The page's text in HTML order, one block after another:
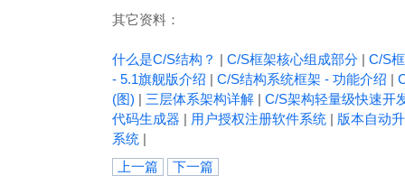
其它资料：
什么是C/S结构？ C/S框架核心组成部分
C/S
- 5.1旗舰版介绍
C/S结构系统框架 - 功能介绍
(图)
三层体系架构详解
C/S架构轻量级快速开
代码生成器
用户授权注册软件系统
版本自动
系统
上一篇
下一篇